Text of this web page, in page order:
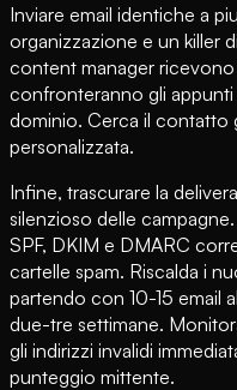
Inviare email identiche a
organizzazione e un killer
content manager
confronteranno gli
dominio. Cerca il contatto
personalizzata.
Infine, trascurare la
silenzioso delle
SPF, DKIM e DMARC
cartelle spam. Riscalda i
partendo con 10-15 email
due-tre settimane.
gli indirizzi invalidi
punteggio mittente.